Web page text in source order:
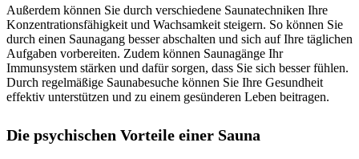
Außerdem können Sie durch verschiedene Saunatechniken Ihre
Konzentrationsfähigkeit und Wachsamkeit steigern. So können Sie
durch einen Saunagang besser abschalten und sich auf Ihre täglichen
Aufgaben vorbereiten. Zudem können Saunagänge Ihr
Immunsystem stärken und dafür sorgen, dass Sie sich besser fühlen.
Durch regelmäßige Saunabesuche können Sie Ihre Gesundheit
effektiv unterstützen und zu einem gesünderen Leben beitragen.
Die psychischen Vorteile einer Sauna